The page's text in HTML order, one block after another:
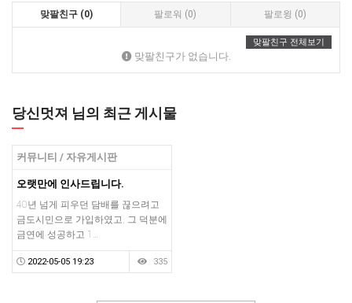
맞팔친구 (0) 팔로워 (0) 팔로윙 (0)
맞팔친구 전체보기
맞팔친구가 없습니다.
당신멋져 님의 최근 게시물
커뮤니티 / 자유게시판
오랫만에 인사드립니다.
40년 넘게 피우던 담배를 끊으려고
금도시민으로 가입하였고, 그 덕분에
금연에 성공하고 1…
2022-05-05 19:23 335